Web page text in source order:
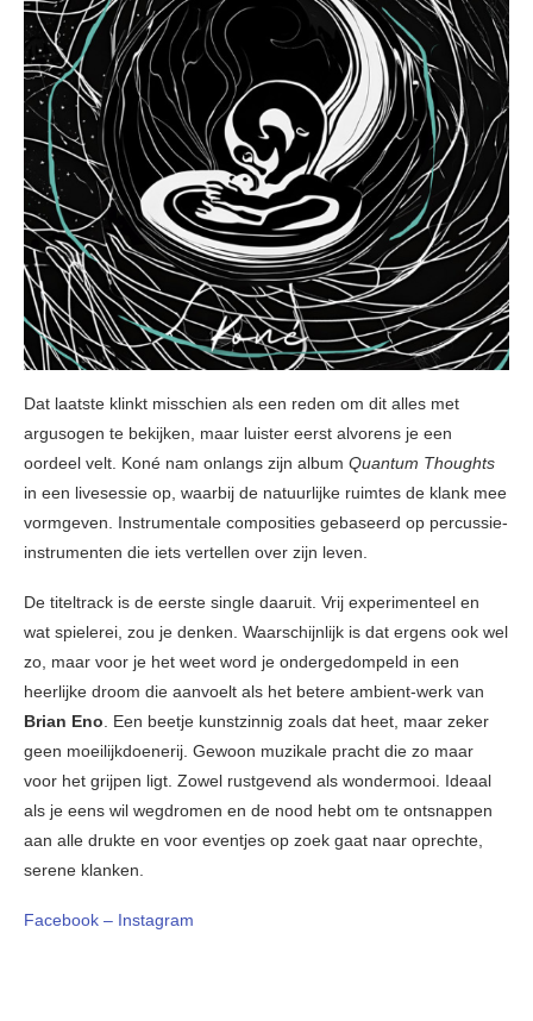
Dat laatste klinkt misschien als een reden om dit alles met
argusogen te bekijken, maar luister eerst alvorens je een
oordeel velt. Koné nam onlangs zijn album Quantum Thoughts
in een livesessie op, waarbij de natuurlijke ruimtes de klank mee
vormgeven. Instrumentale composities gebaseerd op percussie-
instrumenten die iets vertellen over zijn leven.
De titeltrack is de eerste single daaruit. Vrij experimenteel en
wat spielerei, zou je denken. Waarschijnlijk is dat ergens ook wel
zo, maar voor je het weet word je ondergedompeld in een
heerlijke droom die aanvoelt als het betere ambient-werk van
Brian Eno. Een beetje kunstzinnig zoals dat heet, maar zeker
geen moeilijkdoenerij. Gewoon muzikale pracht die zo maar
voor het grijpen ligt. Zowel rustgevend als wondermooi. Ideaal
als je eens wil wegdromen en de nood hebt om te ontsnappen
aan alle drukte en voor eventjes op zoek gaat naar oprechte,
serene klanken.
Facebook – Instagram